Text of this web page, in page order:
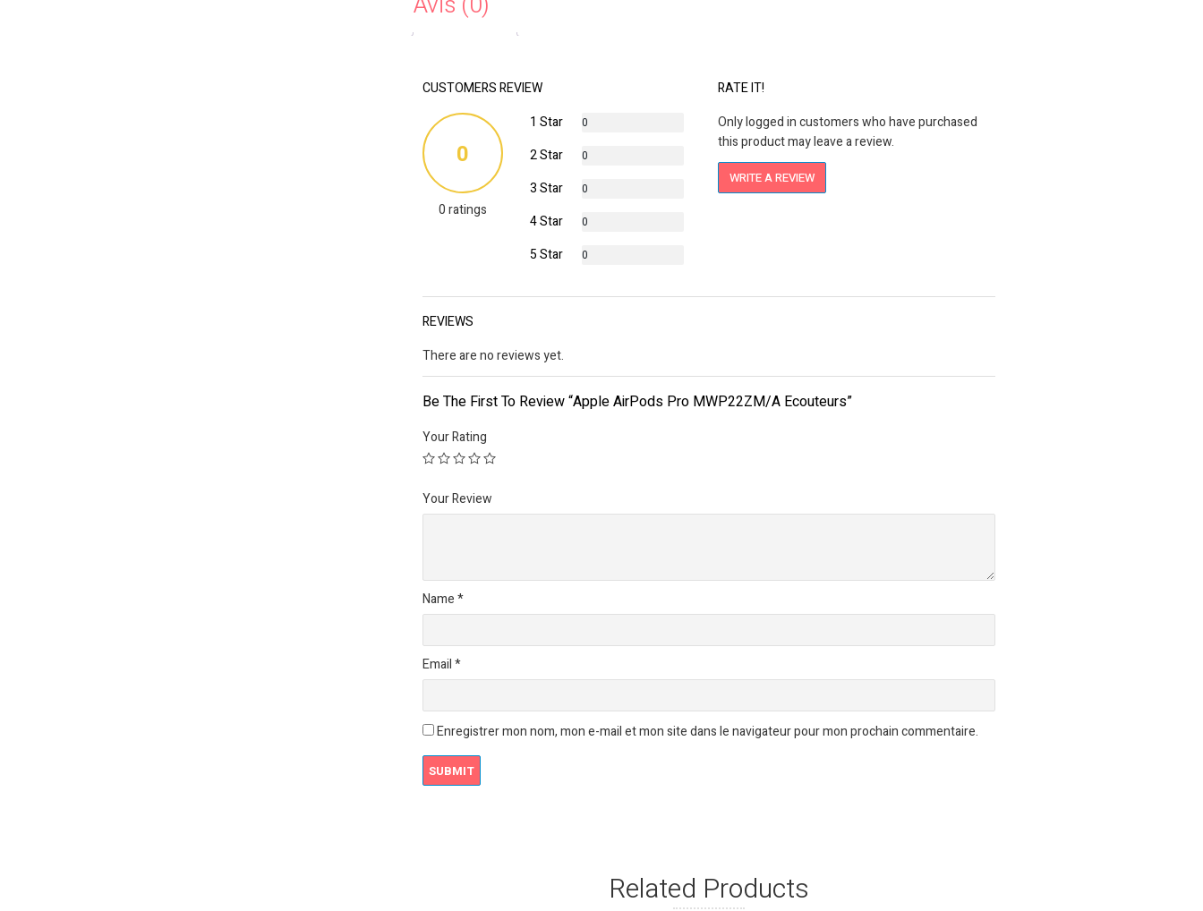
CUSTOMERS REVIEW
0
0 ratings
1 Star
0
2 Star
0
3 Star
0
4 Star
0
5 Star
0
RATE IT!
Only logged in customers who have purchased
this product may leave a review.
WRITE A REVIEW
REVIEWS
There are no reviews yet.
Be The First To Review “Apple AirPods Pro MWP22ZM/A Ecouteurs”
Your Rating
Your Review
Name*
Email*
Enregistrer mon nom, mon e-mail et mon site dans le navigateur pour mon prochain commentaire.
Related Products